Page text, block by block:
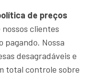
de preços
clientes
pagando. Nossa
desagradáveis e
total controle sobre